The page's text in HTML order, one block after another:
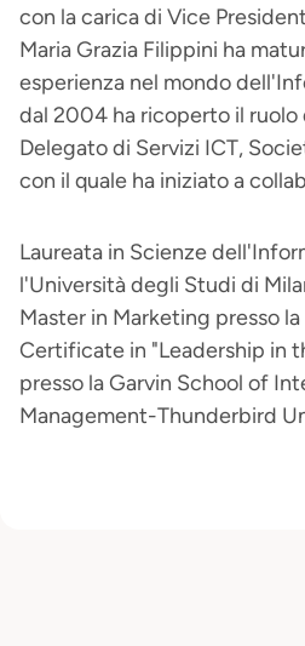
con la carica di Vice
Maria Grazia Filippini ha
esperienza nel mondo
dal 2004 ha ricoperto il
Delegato di Servizi ICT,
con il quale ha iniziato a
Laureata in Scienze
l'Università degli Studi di
Master in Marketing presso
Certificate in "Leadership in
presso la Garvin School of
Management-Thunderbird